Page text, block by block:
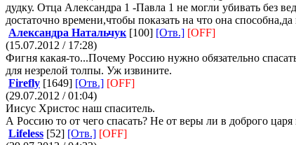
дудку. Отца Александра 1 -Павла 1 не могли убивать без
достаточно времени,чтобы показать на что она
Александра Натальчук [100] [Отв.] [OFF]
(15.07.2012 / 17:28)
Фигня какая-то...Почему Россию нужно обязательно
для незрелой толпы. Уж извините.
Firefly [1649] [Отв.] [OFF]
(29.07.2012 / 01:04)
Иисус Христос наш спаситель.
А Россию то от чего спасать? Не от веры ли в доброго
Lifeless [52] [Отв.] [OFF]